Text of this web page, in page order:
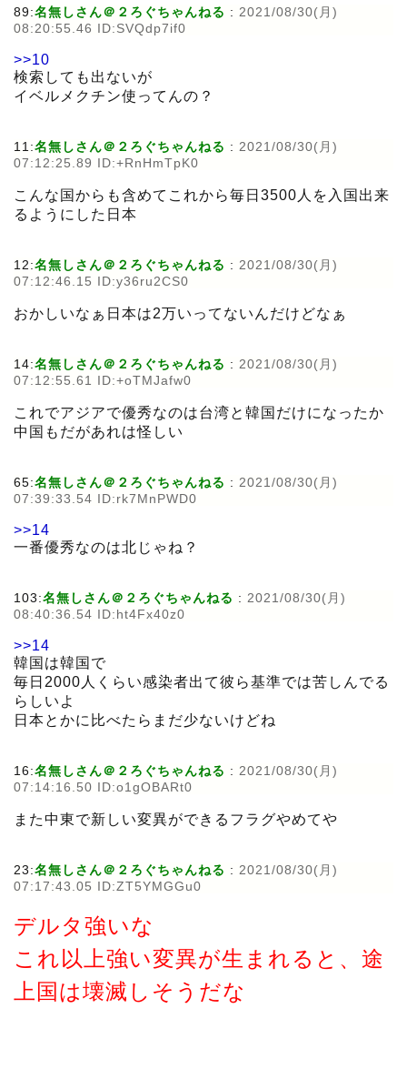
89:名無しさん＠２ろぐちゃんねる : 2021/08/30(月)
08:20:55.46 ID:SVQdp7if0
>>10
検索しても出ないが
イベルメクチン使ってんの？
11:名無しさん＠２ろぐちゃんねる : 2021/08/30(月)
07:12:25.89 ID:+RnHmTpK0
こんな国からも含めてこれから毎日3500人を入国出来
るようにした日本
12:名無しさん＠２ろぐちゃんねる : 2021/08/30(月)
07:12:46.15 ID:y36ru2CS0
おかしいなぁ日本は2万いってないんだけどなぁ
14:名無しさん＠２ろぐちゃんねる : 2021/08/30(月)
07:12:55.61 ID:+oTMJafw0
これでアジアで優秀なのは台湾と韓国だけになったか
中国もだがあれは怪しい
65:名無しさん＠２ろぐちゃんねる : 2021/08/30(月)
07:39:33.54 ID:rk7MnPWD0
>>14
一番優秀なのは北じゃね？
103:名無しさん＠２ろぐちゃんねる : 2021/08/30(月)
08:40:36.54 ID:ht4Fx40z0
>>14
韓国は韓国で
毎日2000人くらい感染者出て彼ら基準では苦しんでる
らしいよ
日本とかに比べたらまだ少ないけどね
16:名無しさん＠２ろぐちゃんねる : 2021/08/30(月)
07:14:16.50 ID:o1gOBARt0
また中東で新しい変異ができるフラグやめてや
23:名無しさん＠２ろぐちゃんねる : 2021/08/30(月)
07:17:43.05 ID:ZT5YMGGu0
デルタ強いな
これ以上強い変異が生まれると、途
上国は壊滅しそうだな